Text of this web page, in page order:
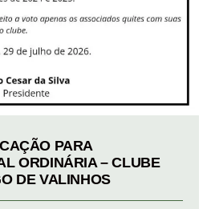
PARA
ORDINÁRIA – CLUBE
DE VALINHOS